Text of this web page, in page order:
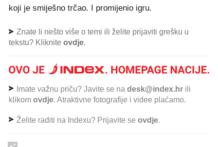
koji je smiješno trčao. I promijenio igru.
Znate li nešto više o temi ili želite prijaviti grešku u
tekstu? Kliknite ovdje.
Imate važnu priču? Javite se na desk@index.hr ili
klikom ovdje. Atraktivne fotografije i videe plaćamo.
Želite raditi na Indexu? Prijavite se ovdje.